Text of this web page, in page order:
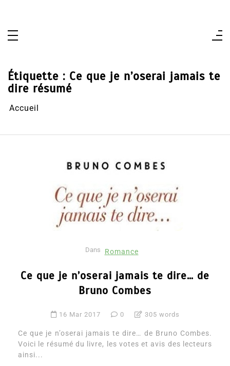
Étiquette : Ce que je n’oserai jamais te
dire résumé
Accueil
Dans Romance
Ce que je n’oserai jamais te dire… de
Bruno Combes
16 Mar 2017 0 305 words
Ce que je n’oserai jamais te dire… de Bruno Combes.
Voici le résumé du livre, les votes et avis des lecteurs
ainsi...